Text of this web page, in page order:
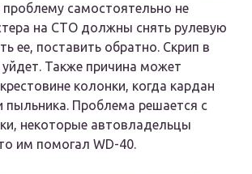
проблему самостоятельно не
на СТО должны снять рулевую
ее, поставить обратно. Скрип в
Также причина может
колонки, когда кардан
пыльника. Проблема решается с
некоторые автовладельцы
им помогал WD-40.